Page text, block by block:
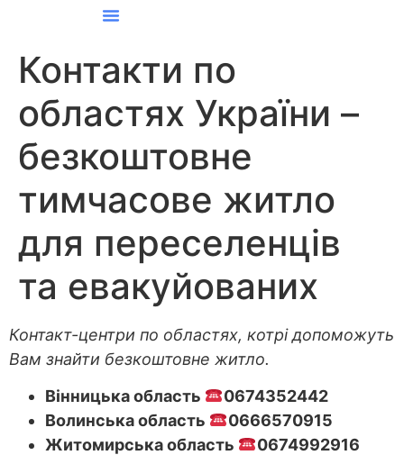
Контакти по
областях України –
безкоштовне
тимчасове житло
для переселенців
та евакуйованих
Контакт-центри по областях, котрі допоможуть
Вам знайти безкоштовне житло.
Вінницька область
0674352442
Волинська область
0666570915
Житомирська область
0674992916